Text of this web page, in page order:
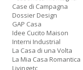
Case di Campagna
Dossier Design
GAP Casa
Idee Cucito Maison
Interni Industrial
La Casa di una Volta
La Mia Casa Romantica
Livingetc